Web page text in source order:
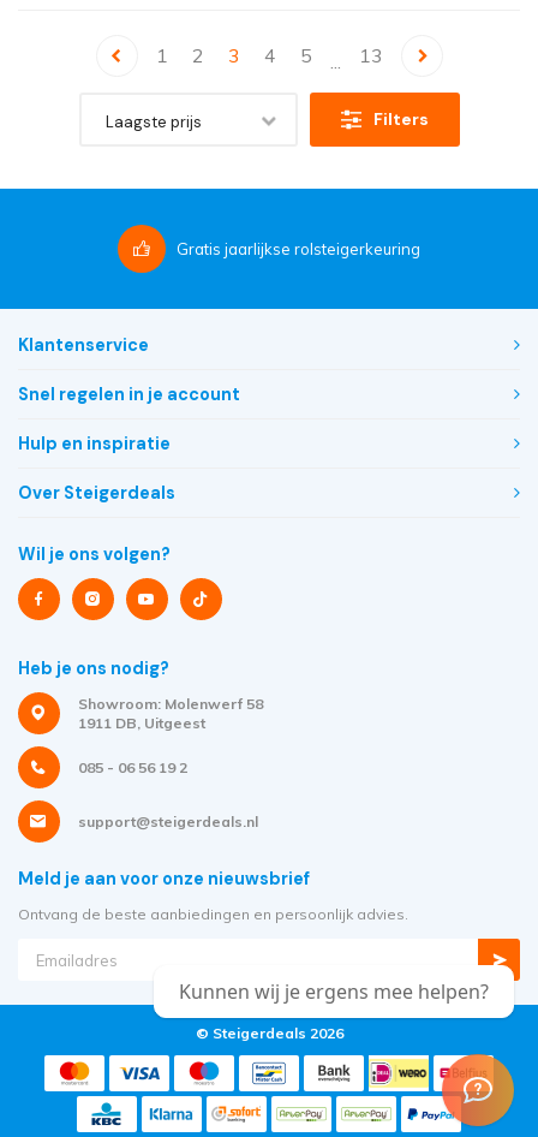
1 2 3 4 5 ... 13
Laagste prijs Filters
Gratis jaarlijkse rolsteigerkeuring
Klantenservice
Snel regelen in je account
Hulp en inspiratie
Over Steigerdeals
Wil je ons volgen?
Heb je ons nodig?
Showroom: Molenwerf 58
1911 DB, Uitgeest
085 - 06 56 19 2
support@steigerdeals.nl
Meld je aan voor onze nieuwsbrief
Ontvang de beste aanbiedingen en persoonlijk advies.
© Steigerdeals 2026
Kunnen wij je ergens mee helpen?